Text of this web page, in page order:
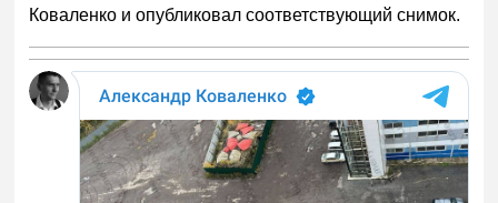
Коваленко и опубликовал соответствующий снимок.